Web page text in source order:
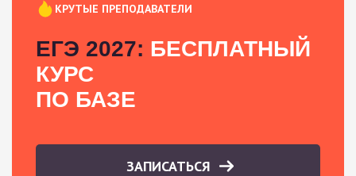
КРУТЫЕ ПРЕПОДАВАТЕЛИ
ЕГЭ 2027: БЕСПЛАТНЫЙ
КУРС
ПО БАЗЕ
ЗАПИСАТЬСЯ